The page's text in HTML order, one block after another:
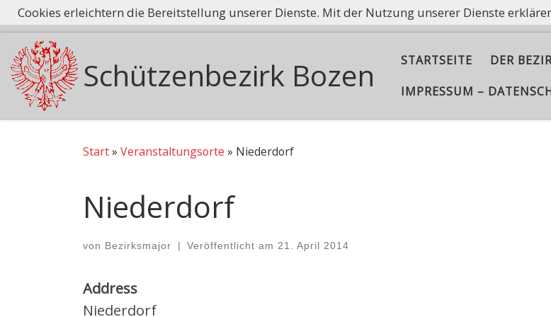
Zum Inhalt springen Tradition heißt nicht, Asche aufzubewahren, sondern
Schützenbezirk Bozen STARTSEITE DER
IMPRESSUM –
Start» Veranstaltungsorte » Niederdorf
Niederdorf
von Bezirksmajor | Veröffentlicht am 21. April 2014
Address
Niederdorf
Cookies erleichtern die Bereitstellung unserer Dienste. Mit der Nutzung unserer Dienste